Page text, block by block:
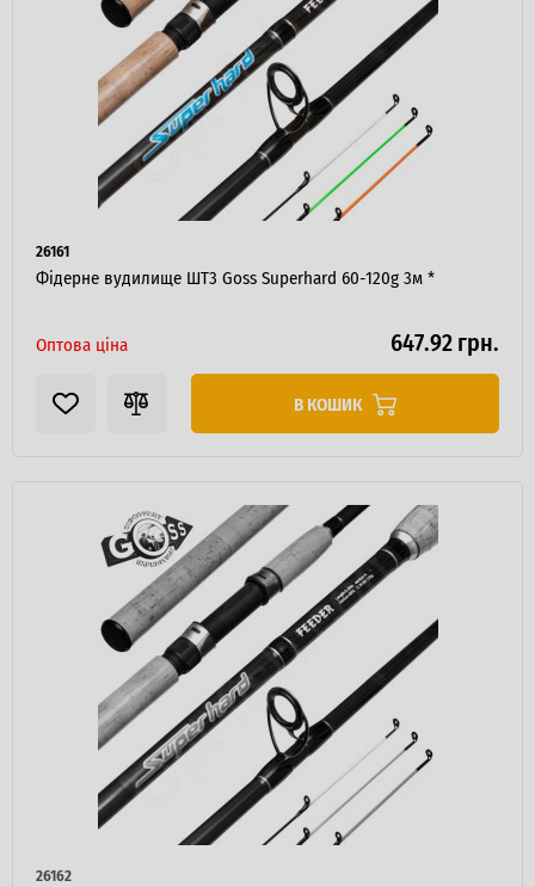
26161
Фідерне вудилище ШТ3 Goss Superhard 60-120g 3м *
Оптова ціна 647.92 грн.
В КОШИК
26162